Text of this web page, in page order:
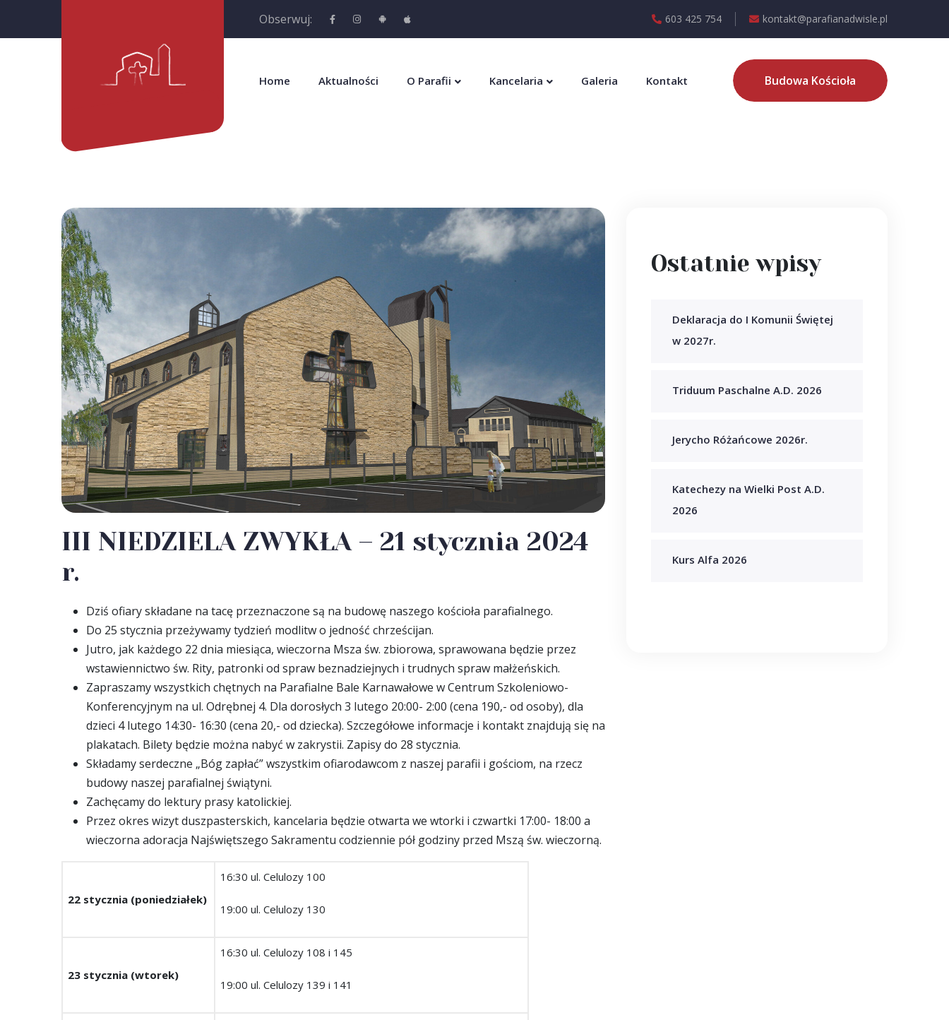
Obserwuj: 603 425 754 kontakt@parafianadwisle.pl
Home Aktualności O Parafii Kancelaria Galeria Kontakt Budowa Kościoła
III NIEDZIELA ZWYKŁA – 21 stycznia 2024
r.
Dziś ofiary składane na tacę przeznaczone są na budowę naszego kościoła parafialnego.
Do 25 stycznia przeżywamy tydzień modlitw o jedność chrześcijan.
Jutro, jak każdego 22 dnia miesiąca, wieczorna Msza św. zbiorowa, sprawowana będzie przez
wstawiennictwo św. Rity, patronki od spraw beznadziejnych i trudnych spraw małżeńskich.
Zapraszamy wszystkich chętnych na Parafialne Bale Karnawałowe w Centrum Szkoleniowo-
Konferencyjnym na ul. Odrębnej 4. Dla dorosłych 3 lutego 20:00- 2:00 (cena 190,- od osoby), dla
dzieci 4 lutego 14:30- 16:30 (cena 20,- od dziecka). Szczegółowe informacje i kontakt znajdują się na
plakatach. Bilety będzie można nabyć w zakrystii. Zapisy do 28 stycznia.
Składamy serdeczne „Bóg zapłać” wszystkim ofiarodawcom z naszej parafii i gościom, na rzecz
budowy naszej parafialnej świątyni.
Zachęcamy do lektury prasy katolickiej.
Przez okres wizyt duszpasterskich, kancelaria będzie otwarta we wtorki i czwartki 17:00- 18:00 a
wieczorna adoracja Najświętszego Sakramentu codziennie pół godziny przed Mszą św. wieczorną.
22 stycznia (poniedziałek)
16:30 ul. Celulozy 100
19:00 ul. Celulozy 130
23 stycznia (wtorek)
16:30 ul. Celulozy 108 i 145
19:00 ul. Celulozy 139 i 141
Ostatnie wpisy
Deklaracja do I Komunii Świętej
w 2027r.
Triduum Paschalne A.D. 2026
Jerycho Różańcowe 2026r.
Katechezy na Wielki Post A.D.
2026
Kurs Alfa 2026